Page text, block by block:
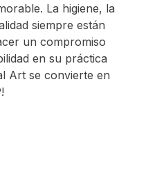
La higiene, la
siempre están
un compromiso
en su práctica
Art se convierte en